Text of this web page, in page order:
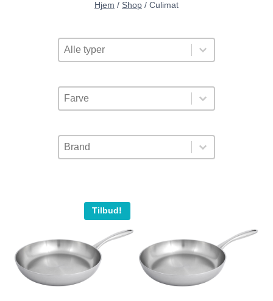
Hjem / Shop / Culimat
Underkategorier
Select content
Select content
Farve Facet
Select content
Select content
Brand Facet
Select content
Select content
Tilbud!